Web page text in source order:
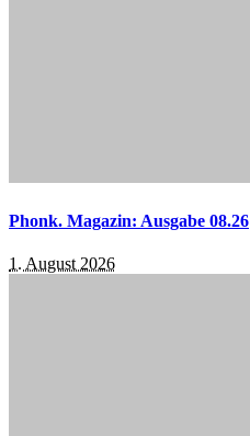
Phonk. Magazin: Ausgabe 08.26
1. August 2026